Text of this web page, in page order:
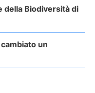
della Biodiversità di
un